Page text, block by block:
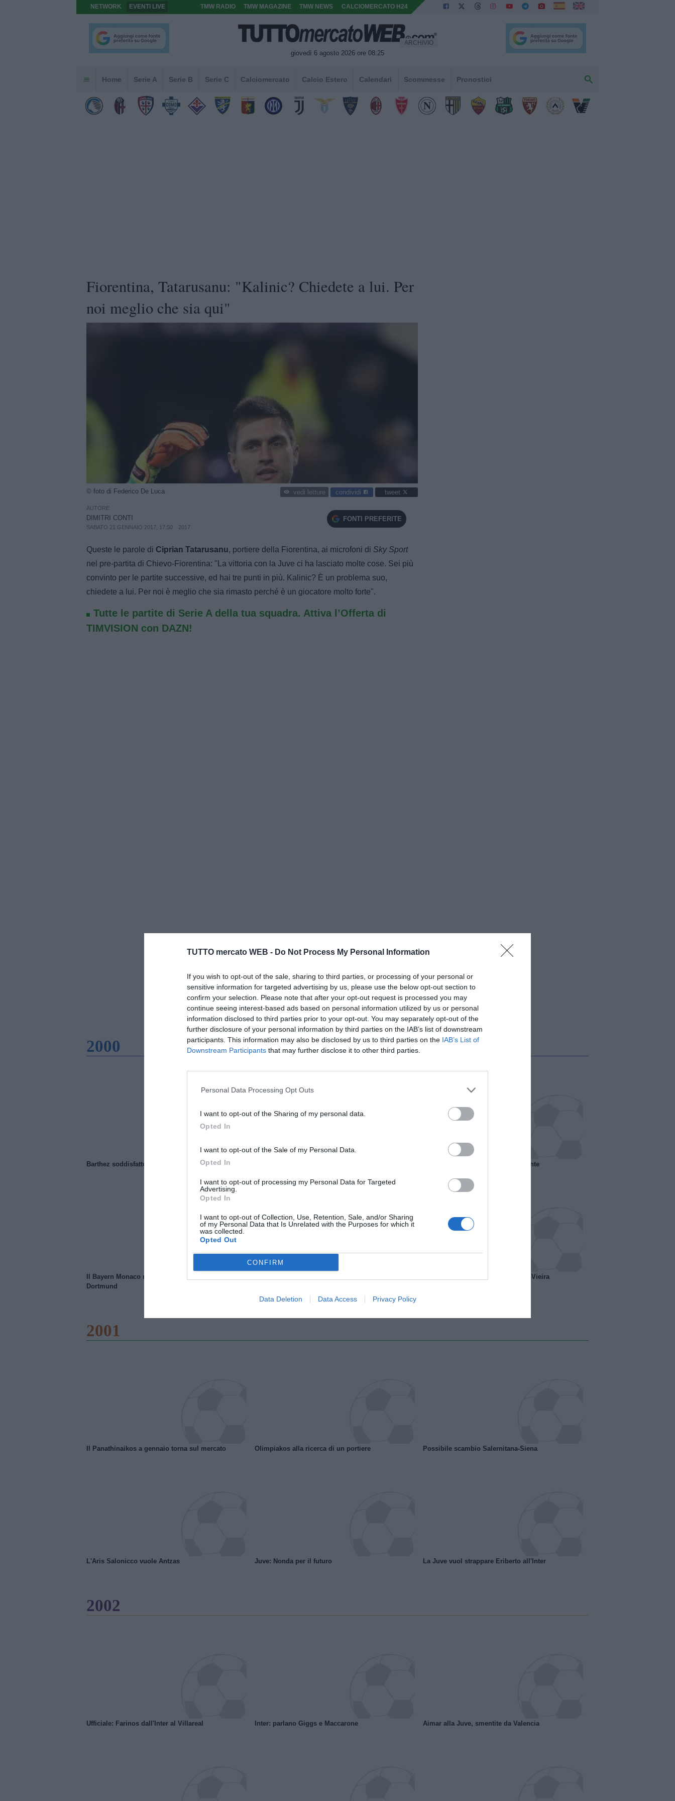
TUTTO mercato WEB - Do Not Process My Personal Information
If you wish to opt-out of the sale, sharing to third parties, or processing of your personal or
sensitive information for targeted advertising by us, please use the below opt-out section to
confirm your selection. Please note that after your opt-out request is processed you may
continue seeing interest-based ads based on personal information utilized by us or personal
information disclosed to third parties prior to your opt-out. You may separately opt-out of the
further disclosure of your personal information by third parties on the IAB’s list of downstream
participants. This information may also be disclosed by us to third parties on the IAB’s List of
Downstream Participants that may further disclose it to other third parties.
Personal Data Processing Opt Outs
I want to opt-out of the Sharing of my personal data.
Opted In
I want to opt-out of the Sale of my Personal Data.
Opted In
I want to opt-out of processing my Personal Data for Targeted
Advertising.
Opted In
I want to opt-out of Collection, Use, Retention, Sale, and/or Sharing
of my Personal Data that Is Unrelated with the Purposes for which it
was collected.
Opted Out
CONFIRM
Data Deletion Data Access Privacy Policy
NETWORK EVENTI LIVE TMW RADIO TMW MAGAZINE TMW NEWS CALCIOMERCATO H24
giovedì 6 agosto 2026 ore 08:25
ARCHIVIO
Home Serie A Serie B Serie C Calciomercato Calcio Estero Calendari Scommesse Pronostici
Fiorentina, Tatarusanu: "Kalinic? Chiedete a lui. Per
noi meglio che sia qui"
© foto di Federico De Luca vedi letture condividi tweet
AUTORE
DIMITRI CONTI
SABATO 21 GENNAIO 2017, 17:50 2017
FONTI PREFERITE
Queste le parole di Ciprian Tatarusanu, portiere della Fiorentina, ai microfoni di Sky Sport
nel pre-partita di Chievo-Fiorentina: "La vittoria con la Juve ci ha lasciato molte cose. Sei più
convinto per le partite successive, ed hai tre punti in più. Kalinic? È un problema suo,
chiedete a lui. Per noi è meglio che sia rimasto perché è un giocatore molto forte".
Tutte le partite di Serie A della tua squadra. Attiva l’Offerta di
TIMVISION con DAZN!
2000
Barthez soddisfatto del Manchester United Francia, il Marsiglia senza presidente
Il Bayern Monaco ridimensiona il Borussia
Dortmund
A gennaio ipotesi scambio Davids-Vieira
2001
Il Panathinaikos a gennaio torna sul mercato Olimpiakos alla ricerca di un portiere Possibile scambio Salernitana-Siena
L'Aris Salonicco vuole Antzas Juve: Nonda per il futuro La Juve vuol strappare Eriberto all'Inter
2002
Ufficiale: Farinos dall'Inter al Villareal Inter: parlano Giggs e Maccarone Aimar alla Juve, smentite da Valencia